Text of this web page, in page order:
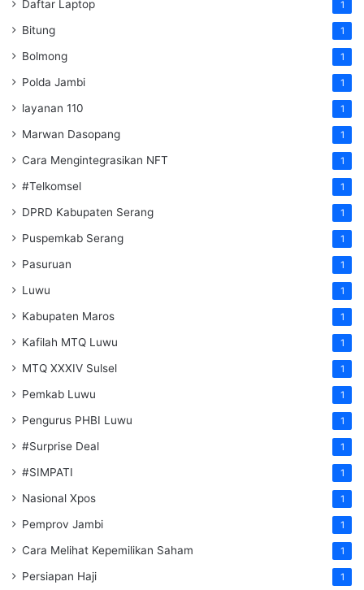
Daftar Laptop 1
Bitung 1
Bolmong 1
Polda Jambi 1
layanan 110 1
Marwan Dasopang 1
Cara Mengintegrasikan NFT 1
#Telkomsel 1
DPRD Kabupaten Serang 1
Puspemkab Serang 1
Pasuruan 1
Luwu 1
Kabupaten Maros 1
Kafilah MTQ Luwu 1
MTQ XXXIV Sulsel 1
Pemkab Luwu 1
Pengurus PHBI Luwu 1
#Surprise Deal 1
#SIMPATI 1
Nasional Xpos 1
Pemprov Jambi 1
Cara Melihat Kepemilikan Saham 1
Persiapan Haji 1